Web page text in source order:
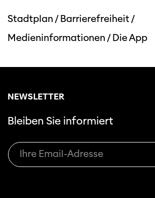
Diese Seite wird mit Internet
Stadtplan /Barrierefreiheit/
Medieninformationen /Die App
NEWSLETTER
Bleiben Sie informiert